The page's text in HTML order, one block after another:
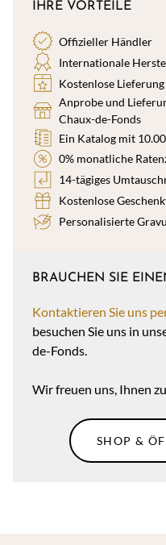
IHRE VORTEILE
Offizieller Händler
Internationale
Kostenlose
Anprobe und
Chaux-de-Fonds
Ein Katalog mit
0% monatliche
14-tägiges
Kostenlose
Personalisierte
BRAUCHEN SIE
Kontaktieren Sie uns
besuchen Sie uns in
de-Fonds.
Wir freuen uns, Ihnen
SHOP &